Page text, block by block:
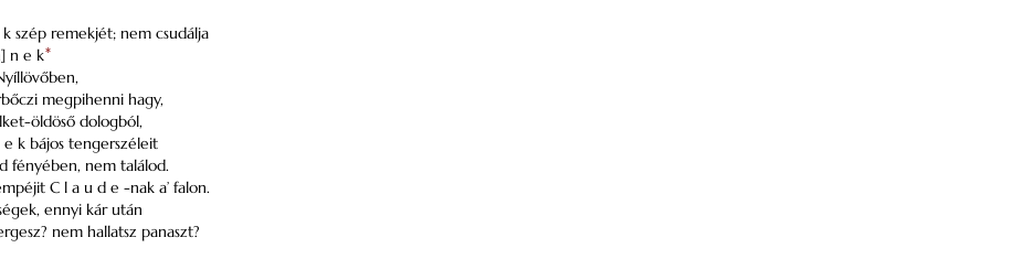
szép remekjét; nem csudálja
n e k*
megpihenni hagy,
öldöső dologból,
k bájos tengerszéleit
fényében, nem találod.
C l a u d e -nak a’ falon.
ennyi kár után
nem hallatsz panaszt?